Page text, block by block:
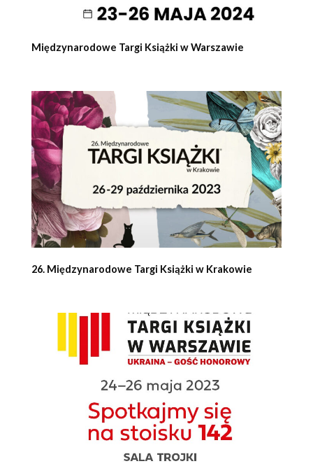
Międzynarodowe Targi Książki w Warszawie
26. Międzynarodowe Targi Książki w Krakowie